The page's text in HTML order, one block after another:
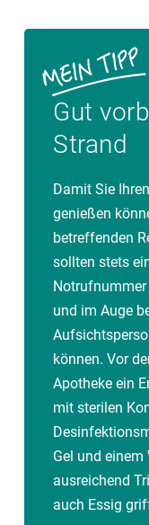
Risiko vor
desinfizierenden
fördern die
Gut
Strand
Damit Sie
genießen
betreffenden
sollten stets
und im Auge
können. Vor
Apotheke ein
mit sterilen
Gel und
ausreichend
auch Essig